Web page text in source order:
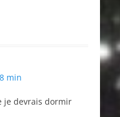
min
je devrais dormir